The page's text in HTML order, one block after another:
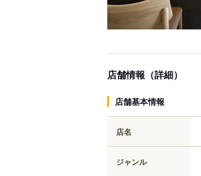
店舗情報（詳細）
店舗基本情報
店名
ジャンル